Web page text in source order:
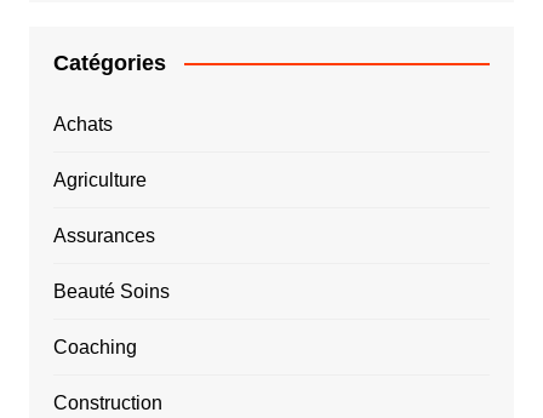
Catégories
Achats
Agriculture
Assurances
Beauté Soins
Coaching
Construction